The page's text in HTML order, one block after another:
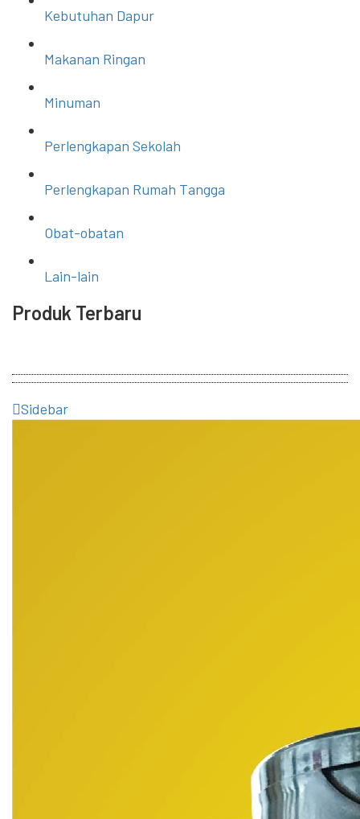
Kebutuhan Dapur
Makanan Ringan
Minuman
Perlengkapan Sekolah
Perlengkapan Rumah Tangga
Obat-obatan
Lain-lain
Produk Terbaru
Sidebar